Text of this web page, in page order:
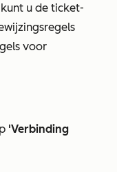
kunt u de ticket-
voor
'Verbinding